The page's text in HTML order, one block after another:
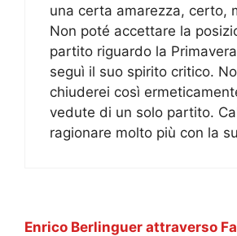
una certa amarezza, certo,
Non poté accettare la
partito riguardo la
seguì il suo spirito critico.
chiuderei così
vedute di un solo partito.
ragionare molto più con la
Enrico Berlinguer attraverso